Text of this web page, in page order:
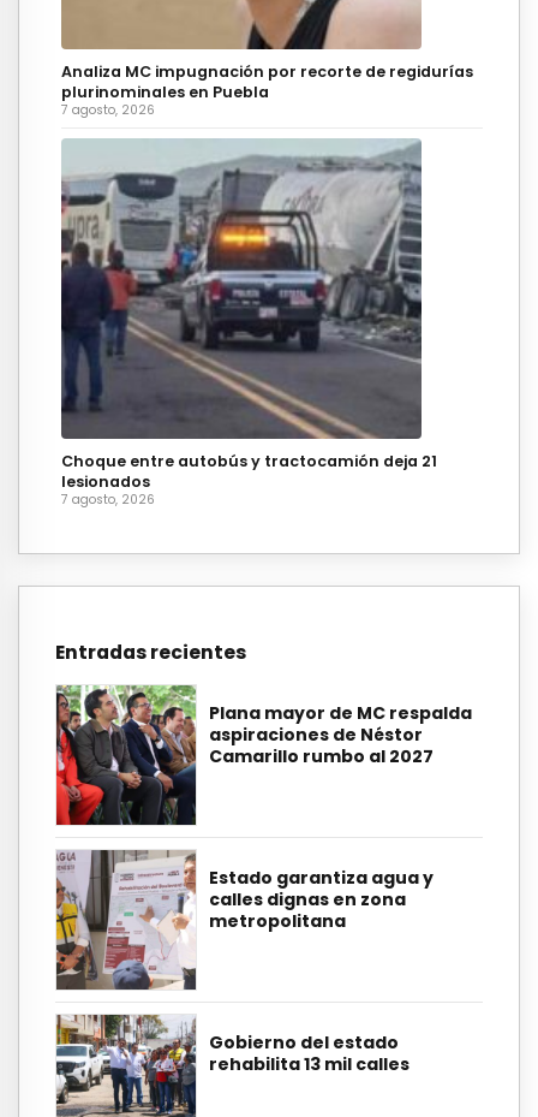
Analiza MC impugnación por recorte de regidurías
plurinominales en Puebla
7 agosto, 2026
Choque entre autobús y tractocamión deja 21
lesionados
7 agosto, 2026
Entradas recientes
Plana mayor de MC respalda
aspiraciones de Néstor
Camarillo rumbo al 2027
Estado garantiza agua y
calles dignas en zona
metropolitana
Gobierno del estado
rehabilita 13 mil calles